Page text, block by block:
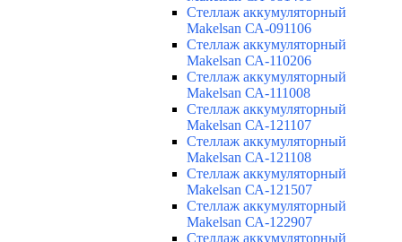
Cтеллаж аккумуляторный
Makelsan СА-091106
Cтеллаж аккумуляторный
Makelsan СА-110206
Cтеллаж аккумуляторный
Makelsan СА-111008
Cтеллаж аккумуляторный
Makelsan СА-121107
Cтеллаж аккумуляторный
Makelsan СА-121108
Cтеллаж аккумуляторный
Makelsan СА-121507
Cтеллаж аккумуляторный
Makelsan СА-122907
Cтеллаж аккумуляторный